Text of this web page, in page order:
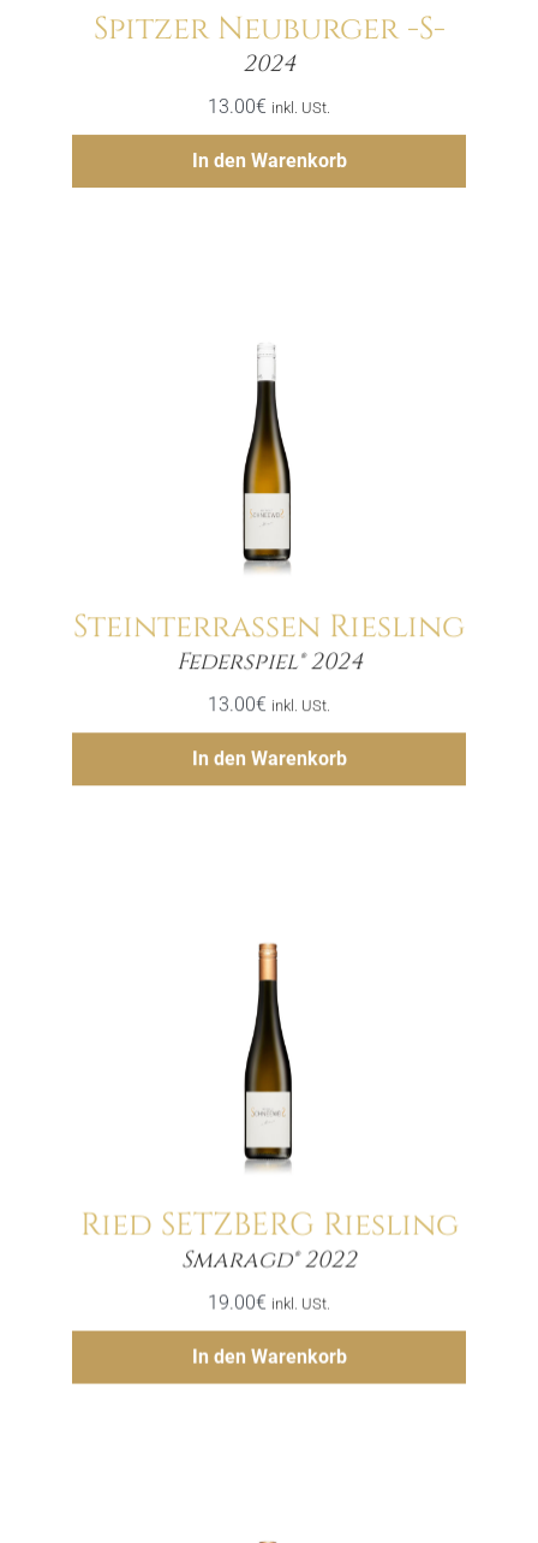
Spitzer Neuburger -S-
2024
13.00€ inkl. USt.
In den Warenkorb
Menge
Hinzufügen
Steinterrassen Riesling
Federspiel® 2024
13.00€ inkl. USt.
In den Warenkorb
Menge
Hinzufügen
Ried SETZBERG Riesling
Smaragd® 2022
19.00€ inkl. USt.
In den Warenkorb
Menge
Hinzufügen